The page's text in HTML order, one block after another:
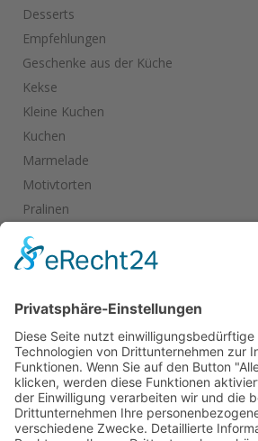
Desserts
Empfehlungen
Geschenke aus der Küche
Kekse
Kleine Kuchen
Kuchen
Marmelade
Motivtorten
Pralinen
Salate
Salziges
start_torte
Torten
Weihnachtskekse
Hier dürfen Sie ein wenig stöbern